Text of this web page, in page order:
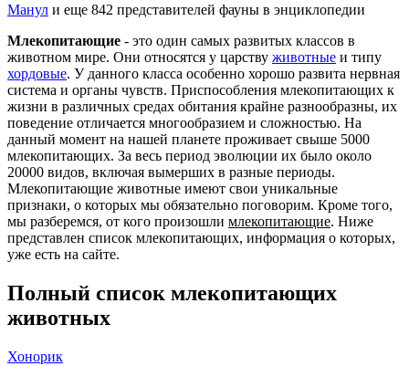
Манул и еще 842 представителей фауны в энциклопедии
Млекопитающие - это один самых развитых классов в
животном мире. Они относятся у царству животные и типу
хордовые. У данного класса особенно хорошо развита нервная
система и органы чувств. Приспособления млекопитающих к
жизни в различных средах обитания крайне разнообразны, их
поведение отличается многообразием и сложностью. На
данный момент на нашей планете проживает свыше 5000
млекопитающих. За весь период эволюции их было около
20000 видов, включая вымерших в разные периоды.
Млекопитающие животные имеют свои уникальные
признаки, о которых мы обязательно поговорим. Кроме того,
мы разберемся, от кого произошли млекопитающие. Ниже
представлен список млекопитающих, информация о которых,
уже есть на сайте.
Полный список млекопитающих
животных
Хонорик